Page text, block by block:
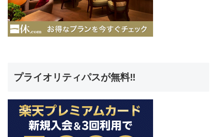
プライオリティパスが無料‼